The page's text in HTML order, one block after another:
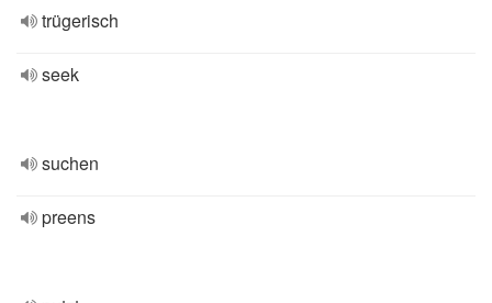
trügerisch
seek
suchen
preens